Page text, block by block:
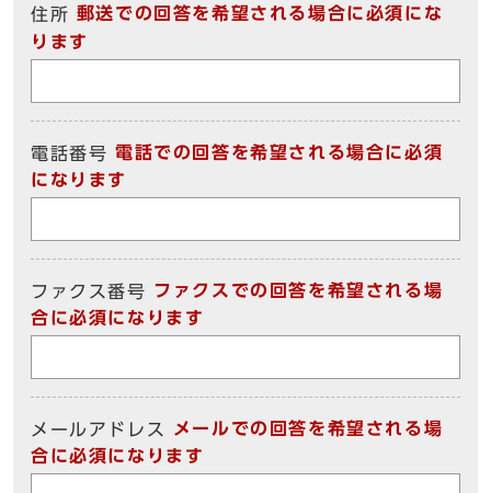
住所 郵送での回答を希望される場合に必須にな
ります
電話番号 電話での回答を希望される場合に必須
になります
ファクス番号 ファクスでの回答を希望される場
合に必須になります
メールアドレス
メールでの回答を希望される場
合に必須になります